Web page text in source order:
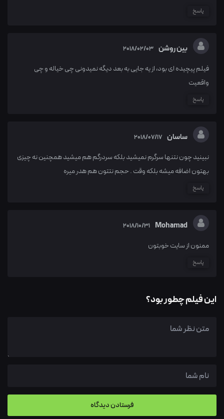
پاسخ
بین روشن 2018/02/03
فیلم پیچیده ای بود، از یه جایی به بعد دیگه نمیدونی چی خیاله و چی
واقعیت
پاسخ
ساسان 2018/07/17
نبینید چون نتنها سرگرم نمیشید بلکه سردرگم هم میشید همچنین نه چیزی
بهتون اضافه میشه بلکه وقت . حجم نتتون هم هدر میره
پاسخ
Mohamad
2018/10/31
ممنون از سایت خوبتون
پاسخ
این فیلم چطور بود؟